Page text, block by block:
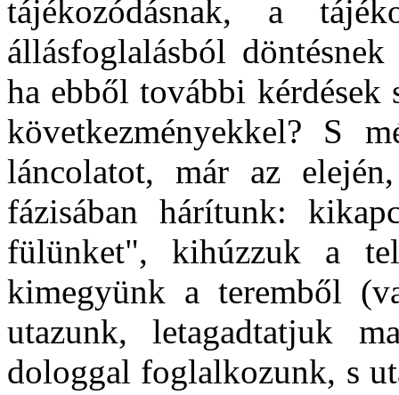
tájékozódásnak, a
állásfoglalásból
ha ebből további kérdések
következményekkel?
S
láncolatot, már az
fázisában hárítunk:
fülünket", kihúzzuk a
kimegyünk a teremből
utazunk, letagadtatjuk
dologgal foglalkozunk, s